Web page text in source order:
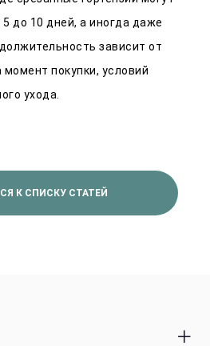
до 10 дней, а иногда даже
зависит от
покупки, условий
ухода.
К СПИСКУ СТАТЕЙ